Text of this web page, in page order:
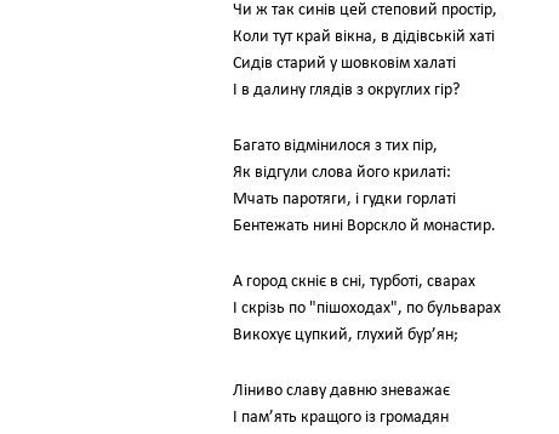
Чи ж так синів цей степовий простір,
Коли тут край вікна, в дідівській хаті
Сидів старий у шовковім халаті
І в далину глядів з округлих гір?
Багато відмінилося з тих пір,
Як відгули слова його крилаті:
Мчать паротяги, і гудки горлаті
Бентежать нині Ворскло й монастир.
А город скніє в сні, турботі, сварах
І скрізь по "пішоходах", по бульварах
Викохує цупкий, глухий бур’ян;
Ліниво славу давню зневажає
І пам’ять кращого із громадян